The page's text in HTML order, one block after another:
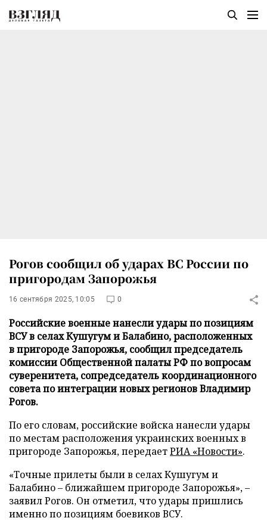
Рогов сообщил об ударах ВС России по
пригородам Запорожья
16 сентября 2025, 10:05 0
Российские военные нанесли удары по позициям
ВСУ в селах Кушугум и Балабино, расположенных
в пригороде Запорожья, сообщил председатель
комиссии Общественной палаты РФ по вопросам
суверенитета, сопредседатель координационного
совета по интеграции новых регионов Владимир
Рогов.
По его словам, российские войска нанесли удары
по местам расположения украинских военных в
пригороде Запорожья, передаетРИА «Новости».
«Точные прилеты были в селах Кушугум и
Балабино – ближайшем пригороде Запорожья», –
заявил Рогов. Он отметил, что удары пришлись
именно по позициям боевиков ВСУ.